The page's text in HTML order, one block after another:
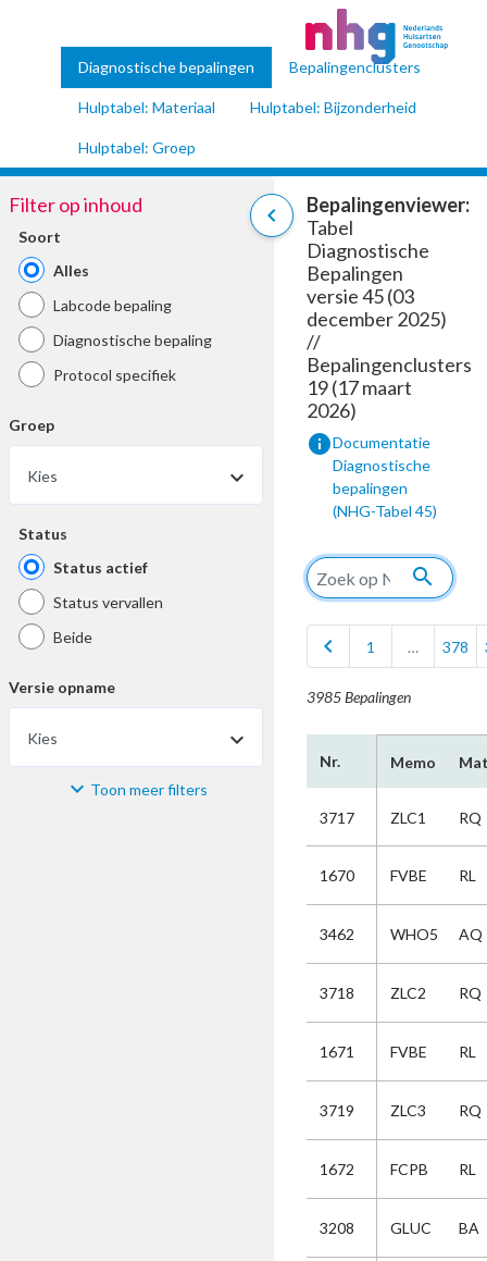
Diagnostische bepalingen Bepalingenclusters
Hulptabel: Materiaal Hulptabel: Bijzonderheid
Hulptabel: Groep
chevron_left
Filter op inhoud
Soort
Alles
Labcode bepaling
Diagnostische bepaling
Protocol specifiek
Groep
Kies
Status
Status actief
Status vervallen
Beide
Versie opname
Kies
Materiaal Toon meer filters
Bepalingenviewer:
Tabel
Diagnostische
Bepalingen
versie 45 (03
december 2025)
//
Bepalingenclusters
19 (17 maart
2026)
infoDocumentatie
Diagnostische
bepalingen
(NHG-Tabel 45)
search
chevron_left 1 … 378
3985 Bepalingen
Nr. Memo
3717 ZLC1 RQ
1670 FVBE RL
3462 WHO5 AQ
3718 ZLC2 RQ
1671 FVBE RL
3719 ZLC3 RQ
1672 FCPB RL
3208 GLUC BA